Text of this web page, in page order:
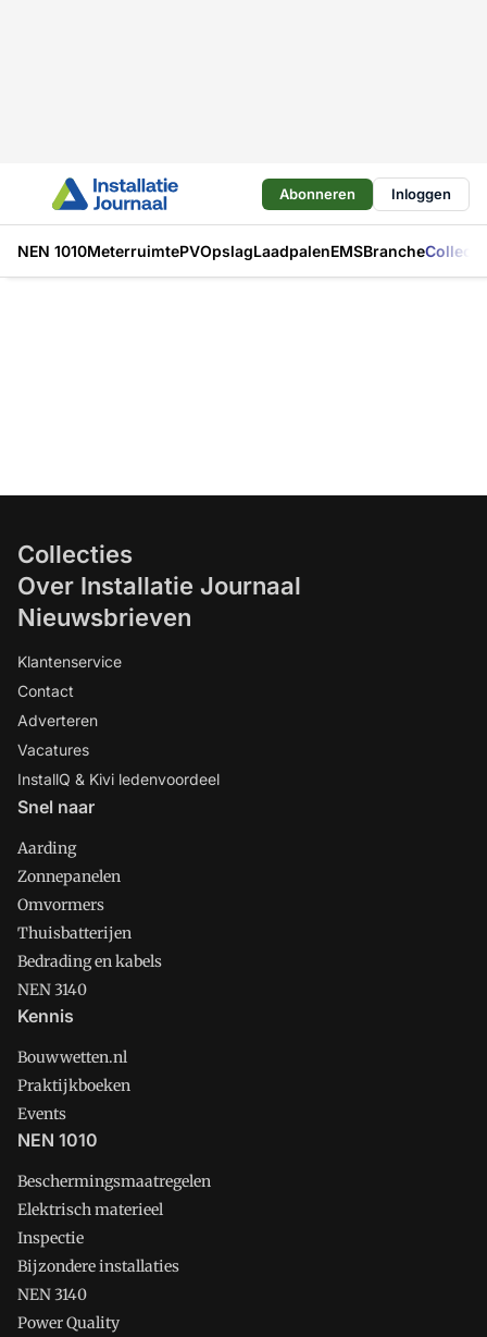
Abonneren Inloggen
NEN 1010MeterruimtePVOpslagLaadpalenEMSBranche
Collecties
Over Installatie Journaal
Nieuwsbrieven
Klantenservice
Contact
Adverteren
Vacatures
InstallQ & Kivi ledenvoordeel
Snel naar
Aarding
Zonnepanelen
Omvormers
Thuisbatterijen
Bedrading en kabels
NEN 3140
Kennis
Bouwwetten.nl
Praktijkboeken
Events
NEN 1010
Beschermingsmaatregelen
Elektrisch materieel
Inspectie
Bijzondere installaties
NEN 3140
Power Quality